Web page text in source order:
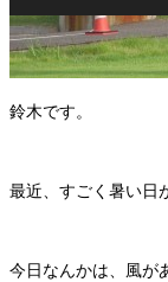
鈴木です。
最近、すごく暑い日
今日なんかは、風が